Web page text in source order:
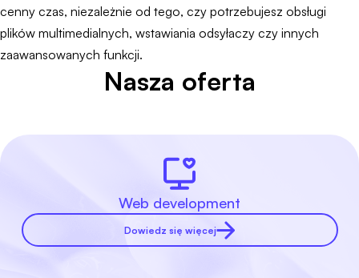
cenny czas, niezależnie od tego, czy potrzebujesz obsługi
plików multimedialnych, wstawiania odsyłaczy czy innych
zaawansowanych funkcji.
Nasza oferta
Web development
Dowiedz się więcej